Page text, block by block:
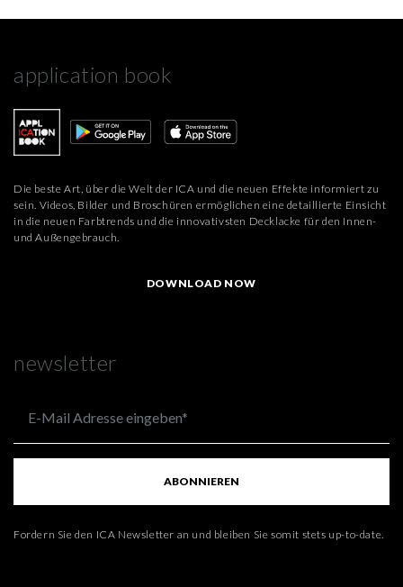
application book
Die beste Art, über die Welt der ICA und die neuen Effekte informiert zu
sein. Videos, Bilder und Broschüren ermöglichen eine detaillierte Einsicht
in die neuen Farbtrends und die innovativsten Decklacke für den Innen-
und Außengebrauch.
DOWNLOAD NOW
newsletter
ABONNIEREN
Fordern Sie den ICA Newsletter an und bleiben Sie somit stets up-to-date.